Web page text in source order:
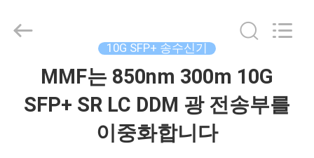
Shenzhen
Reserved.
Developed
10G SFP+ 송수신기
MMF는 850nm 300m 10G
SFP+ SR LC DDM 광 전송부를
이중화합니다